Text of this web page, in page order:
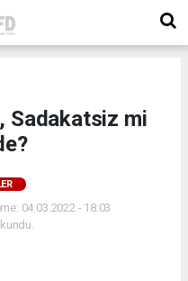
Sadakatsiz mi
04.03.2022 - 18:03